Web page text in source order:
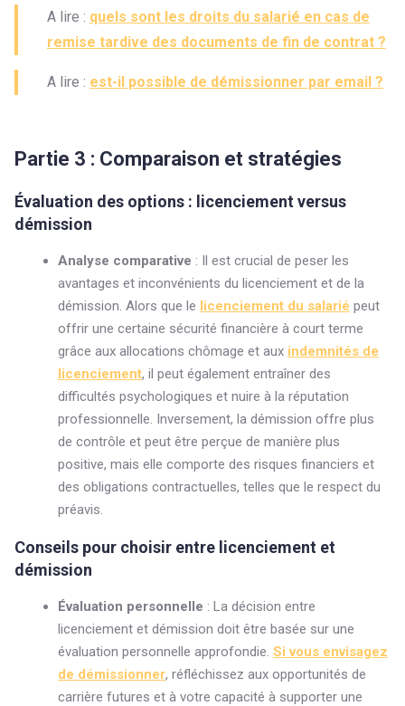
A lire : quels sont les droits du salarié en cas de
remise tardive des documents de fin de contrat ?
A lire : est-il possible de démissionner par email ?
Partie 3 : Comparaison et stratégies
Évaluation des options : licenciement versus
démission
Analyse comparative : Il est crucial de peser les
avantages et inconvénients du licenciement et de la
démission. Alors que le licenciement du salarié peut
offrir une certaine sécurité financière à court terme
grâce aux allocations chômage et aux indemnités de
licenciement, il peut également entraîner des
difficultés psychologiques et nuire à la réputation
professionnelle. Inversement, la démission offre plus
de contrôle et peut être perçue de manière plus
positive, mais elle comporte des risques financiers et
des obligations contractuelles, telles que le respect du
préavis.
Conseils pour choisir entre licenciement et
démission
Évaluation personnelle : La décision entre
licenciement et démission doit être basée sur une
évaluation personnelle approfondie. Si vous envisagez
de démissionner, réfléchissez aux opportunités de
carrière futures et à votre capacité à supporter une